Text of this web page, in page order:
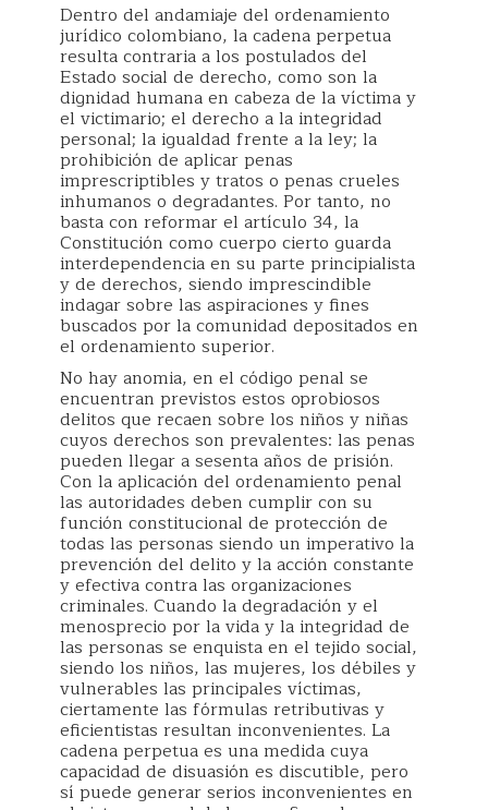
Dentro del andamiaje del ordenamiento
jurídico colombiano, la cadena perpetua
resulta contraria a los postulados del
Estado social de derecho, como son la
dignidad humana en cabeza de la víctima y
el victimario; el derecho a la integridad
personal; la igualdad frente a la ley; la
prohibición de aplicar penas
imprescriptibles y tratos o penas crueles
inhumanos o degradantes. Por tanto, no
basta con reformar el artículo 34, la
Constitución como cuerpo cierto guarda
interdependencia en su parte principialista
y de derechos, siendo imprescindible
indagar sobre las aspiraciones y fines
buscados por la comunidad depositados en
el ordenamiento superior.
No hay anomia, en el código penal se
encuentran previstos estos oprobiosos
delitos que recaen sobre los niños y niñas
cuyos derechos son prevalentes: las penas
pueden llegar a sesenta años de prisión.
Con la aplicación del ordenamiento penal
las autoridades deben cumplir con su
función constitucional de protección de
todas las personas siendo un imperativo la
prevención del delito y la acción constante
y efectiva contra las organizaciones
criminales. Cuando la degradación y el
menosprecio por la vida y la integridad de
las personas se enquista en el tejido social,
siendo los niños, las mujeres, los débiles y
vulnerables las principales víctimas,
ciertamente las fórmulas retributivas y
eficientistas resultan inconvenientes. La
cadena perpetua es una medida cuya
capacidad de disuasión es discutible, pero
sí puede generar serios inconvenientes en